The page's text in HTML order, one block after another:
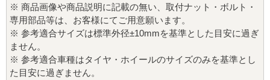
※ 商品画像や商品説明に記載の無い、取付ナット・ボルト・
専用部品等は、お客様にてご用意願います。
※ 参考適合サイズは標準外径±10mmを基準とした目安に過ぎ
ません。
※ 参考適合車種はタイヤ・ホイールのサイズのみを基準とし
た目安に過ぎません。